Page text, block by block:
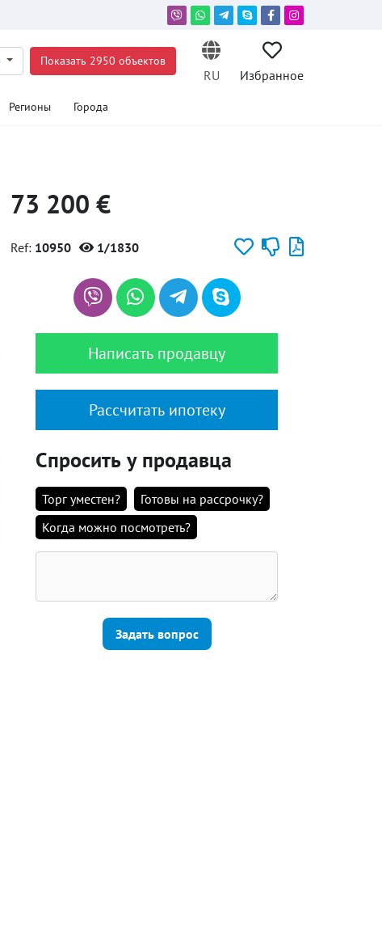
Показать 2950 объектов
RU Избранное
Регионы Города
73 200 €
Ref: 10950 1/1830
Написать продавцу
Рассчитать ипотеку
Спросить у продавца
Торг уместен?
Готовы на рассрочку?
Когда можно посмотреть?
Задать вопрос